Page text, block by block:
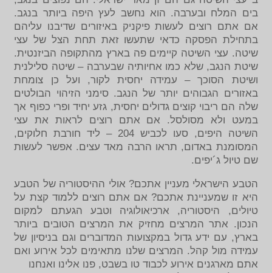
בים המלח ובערבה. הוא נחשב לעץ היפה ביותר בנגב.
אם אתם רוצים לעשות פיקניק באיזורים שדיבנו עליהם
בתחילת הפסקה כדאי שתעשו זאת תחת הצל של עצי
שיטה. עצי השיטה קיימים פה בארץ מהתקופה הביזנטית.
שיטת הנגב, שלא כמו אחיותיה שבערבה – שיטה סלילנית
ושיטת הסוכך – עמידה יחסית לקור, ועל כן צומחת
באזורים הגבוהים יותר של הנגב. סימני הזיהוי הבולטים
שלה הם ריבוי קוצים גדולים יחסית, גזע יחיד ופרי כפוף אך
במעט ולא מסולסל. אם אתם רוצים לראות את עצי
השיטה היפים, סעו לכביש 204 – ליד חורבת חלוקים,
המסומנת באדום, תראו הרבה מאד עצים. אפשר לעשות
שם טיול ג´יפים.
הטבע הישראלי מעניין אתכם? אולי ההיסטוריה של הטבע
היא זו שמעניינת אתכם? אם אתם רוצים ללמוד קצת על
טיולים, היסטוריה, ארכיאולוגיה וטבע הגעתם למקום
הנכון. אתר המרצים מחזיק את המרצים הטובים ביותר
בארץ, עם ידע גדול במקצועות המדוברים וגם בניסיון של
עמידה מול קהל. המרצים שלנו מתאימים לכל אירוע ואם
אתם מארגנים אירוע לכבוד טו בשבט, פנו אלינו ואנחנו